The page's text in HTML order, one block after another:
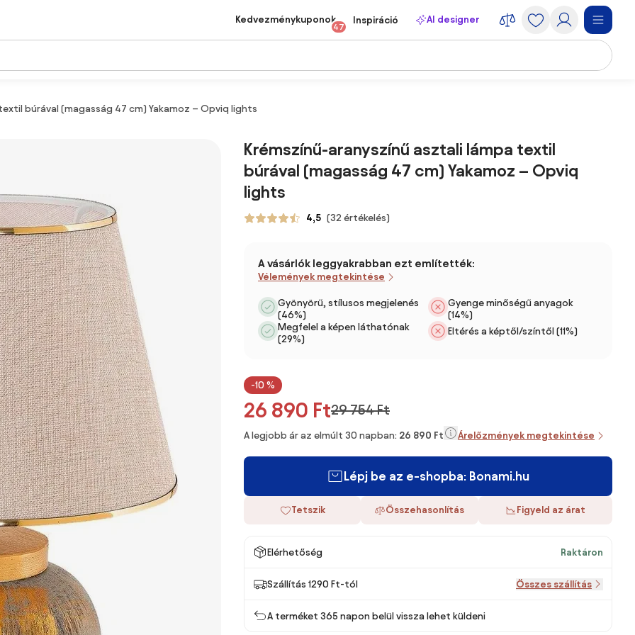
Kedvezménykuponok
47
Inspiráció AI designer
búrával (magasság 47 cm) Yakamoz – Opviq lights
Krémszínű-aranyszínű asztali lámpa textil
búrával (magasság 47 cm) Yakamoz – Opviq
lights
4,5 (32 értékelés)
A vásárlók leggyakrabban ezt említették:
Vélemények megtekintése
Gyönyörű, stílusos megjelenés
(46%)
Megfelel a képen láthatónak
(29%)
Gyenge minőségű anyagok
(14%)
Eltérés a képtől/színtől (11%)
-10 %
26 890 Ft29 754 Ft
A legjobb ár az elmúlt 30 napban: 26 890 Ft Árelőzmények megtekintése
Lépj be az e-shopba: Bonami.hu
Tetszik Összehasonlítás Figyeld az árat
Elérhetőség Raktáron
Szállítás 1290 Ft-tól Összes szállítás
A terméket 365 napon belül vissza lehet küldeni